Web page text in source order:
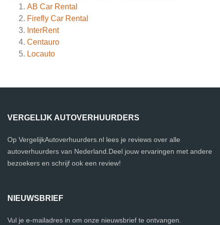
AB Car Rental
Firefly Car Rental
InterRent
Centauro
Locauto
VERGELIJK AUTOVERHUURDERS
Op VergelijkAutoverhuurders.nl lees je reviews over alle
autoverhuurders van Nederland.Deel jouw ervaringen met andere
bezoekers en schrijf ook een review!
NIEUWSBRIEF
Vul je e-mailadres in om onze nieuwsbrief te ontvangen.